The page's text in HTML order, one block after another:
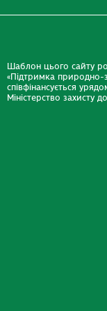
Шаблон цього сайту
«Підтримка природно-
співфінансується
Міністерство захисту